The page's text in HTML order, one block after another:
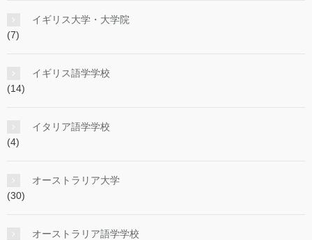
イギリス大学・大学院
(7)
イギリス語学学校
(14)
イタリア語学学校
(4)
オーストラリア大学
(30)
オーストラリア語学学校